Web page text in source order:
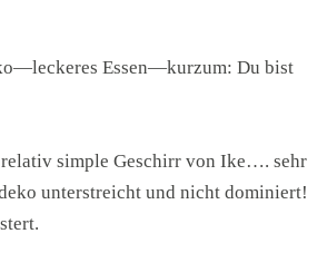
Essen—kurzum: Du bist
relativ simple Geschirr von Ike…. sehr
unterstreicht und nicht dominiert!